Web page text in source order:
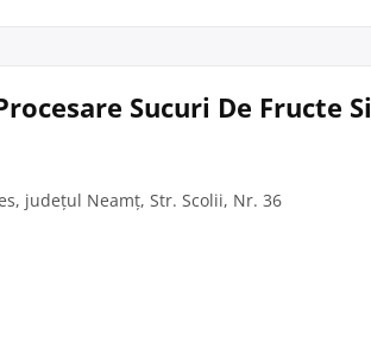
Sucuri De Fructe Si
județul Neamț, Str. Scolii, Nr. 36